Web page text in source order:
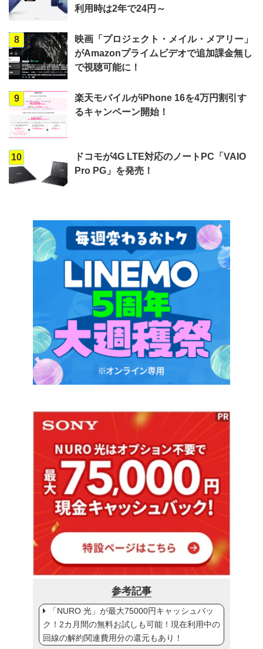
利用時は2年で24円～
8
映画「プロジェクト・メイル・メアリー」
がAmazonプライムビデオで追加課金無し
で視聴可能に！
9
楽天モバイルがiPhone 16を4万円割引す
るキャンペーン開始！
10
ドコモが4G LTE対応のノートPC「VAIO
Pro PG」を発売！
参考記事
「NURO 光」が最大75000円キャッシュバッ
ク！2カ月間の無料お試しも可能！現在利用中の
回線の解約関連費用分の還元もあり！